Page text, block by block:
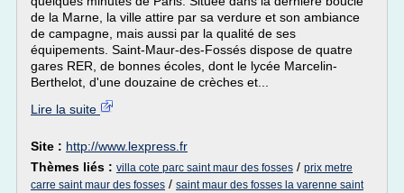
de la Marne, la ville attire par sa verdure et son ambiance
de campagne, mais aussi par la qualité de ses
équipements. Saint-Maur-des-Fossés dispose de quatre
gares RER, de bonnes écoles, dont le lycée Marcelin-
Berthelot, d'une douzaine de crèches et...
Lire la suite
Site : http://www.lexpress.fr
Thèmes liés : villa cote parc saint maur des fosses / prix metre
carre saint maur des fosses / saint maur des fosses la varenne saint